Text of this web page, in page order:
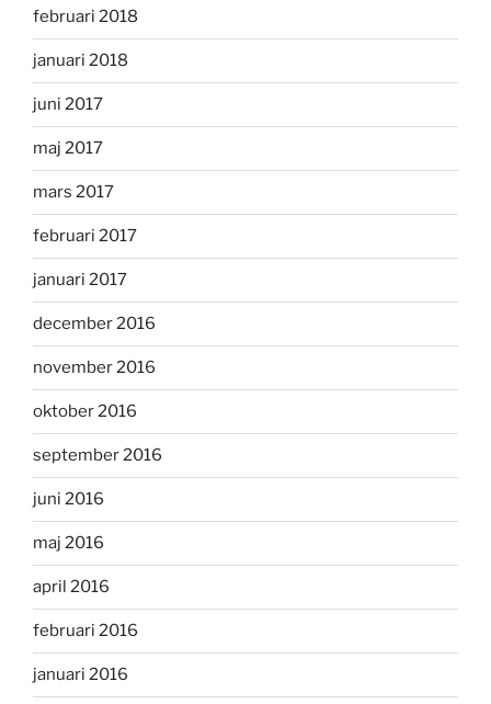
februari 2018
januari 2018
juni 2017
maj 2017
mars 2017
februari 2017
januari 2017
december 2016
november 2016
oktober 2016
september 2016
juni 2016
maj 2016
april 2016
februari 2016
januari 2016